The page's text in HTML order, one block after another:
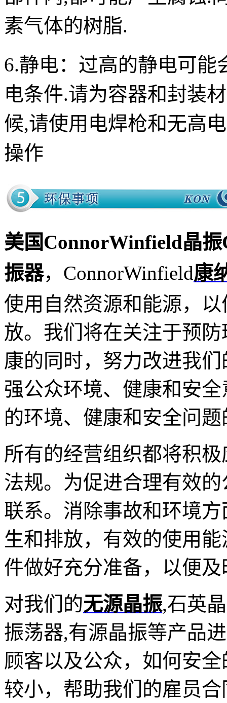
素气体的树脂.
6.静电： 过高的静电可能
电条件.请为容器和封装
候,请使用电焊枪和无高
操作
美国ConnorWinfield晶振
振器，ConnorWinfield康
使用自然资源和能源，
放。我们将在关注于预
康的同时，努力改进我
强公众环境、健康和安
的环境、健康和安全问
所有的经营组织都将积
法规。为促进合理有效
联系。 消除事故和环境
生和排放，有效的使用
件做好充分准备，以便
对我们的无源晶振,石英
振荡器,有源晶振等产品
顾客以及公众，如何安
较小，帮助我们的雇员